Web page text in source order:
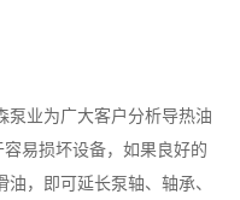
泵业为广大客户分析导热油
易损坏设备，如果良好的
，即可延长泵轴、轴承、